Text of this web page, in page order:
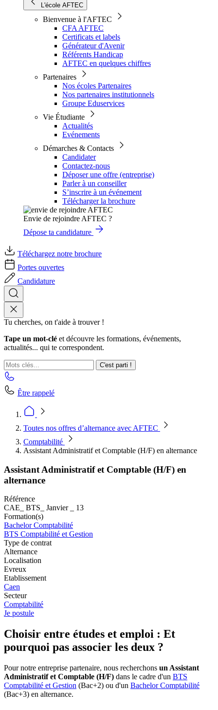
L'école AFTEC
Bienvenue à l'AFTEC
CFA AFTEC
Certificats et labels
Générateur d'Avenir
Référents Handicap
AFTEC en quelques chiffres
Partenaires
Nos écoles Partenaires
Nos partenaires institutionnels
Groupe Eduservices
Vie Étudiante
Actualités
Evénements
Démarches & Contacts
Candidater
Contactez-nous
Déposer une offre (entreprise)
Parler à un conseiller
S’inscrire à un événement
Télécharger la brochure
Envie de rejoindre AFTEC ?
Dépose ta candidature
Téléchargez notre brochure
Portes ouvertes
Candidature
Tu cherches, on t'aide à trouver !
Tape un mot-clé et découvre les formations, événements,
actualités... qui te correspondent.
C'est parti !
Être rappelé
Toutes nos offres d’alternance avec AFTEC
Comptabilité
Assistant Administratif et Comptable (H/F) en alternance
Assistant Administratif et Comptable (H/F) en
alternance
Référence
CAE_ BTS_ Janvier _ 13
Formation(s)
Bachelor Comptabilité
BTS Comptabilité et Gestion
Type de contrat
Alternance
Localisation
Evreux
Etablissement
Caen
Secteur
Comptabilité
Je postule
Choisir entre études et emploi : Et
pourquoi pas associer les deux ?
Pour notre entreprise partenaire, nous recherchons un Assistant
Administratif et Comptable (H/F) dans le cadre d'un BTS
Comptabilité et Gestion (Bac+2) ou d'un Bachelor Comptabilité
(Bac+3) en alternance.